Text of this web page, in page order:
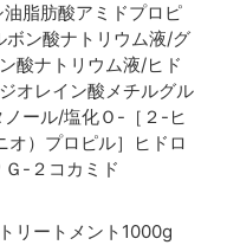
脂肪酸アミドプロピ
ン酸ナトリウム液/グ
酸ナトリウム液/ヒド
オレイン酸メチルグル
ール/塩化Ｏ-［２-ヒ
オ）プロピル］ヒドロ
-２コカミド
リートメント1000g